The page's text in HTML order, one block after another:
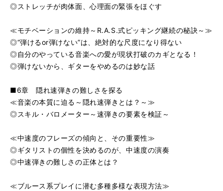
◎ストレッチが肉体面、心理面の緊張をほぐす
≪モチベーションの維持～R.A.S.式ピッキング継続の秘訣～≫
◎“弾けるor弾けない”は、絶対的な尺度になり得ない
◎自分のやっている音楽への愛が現状打破のカギとなる！
◎弾けないから、ギターをやめるのは妙な話
■6章 隠れ速弾きの難しさを探る
≪音楽の本質に迫る～隠れ速弾きとは？～≫
◎スキル・バロメーター～速弾きの要素を検証～
≪中速度のフレーズの傾向と、その重要性≫
◎ギタリストの個性を決めるのが、中速度の演奏
◎中速弾きの難しさの正体とは？
≪ブルース系プレイに潜む多種多様な表現方法≫